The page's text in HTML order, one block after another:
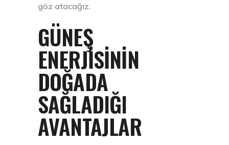
göz atacağız.
GÜNEŞ
ENERJISININ
DOĞADA
SAĞLADIĞI
AVANTAJLAR